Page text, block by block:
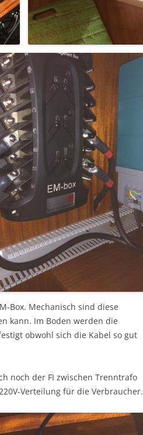
Box. Mechanisch sind diese
kann. Im Boden werden die
obwohl sich die Kabel so gut
noch der FI zwischen Trenntrafo
Verteilung für die Verbraucher.